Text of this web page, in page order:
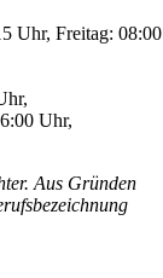
Uhr, Freitag: 08:00
Uhr,
Aus Gründen